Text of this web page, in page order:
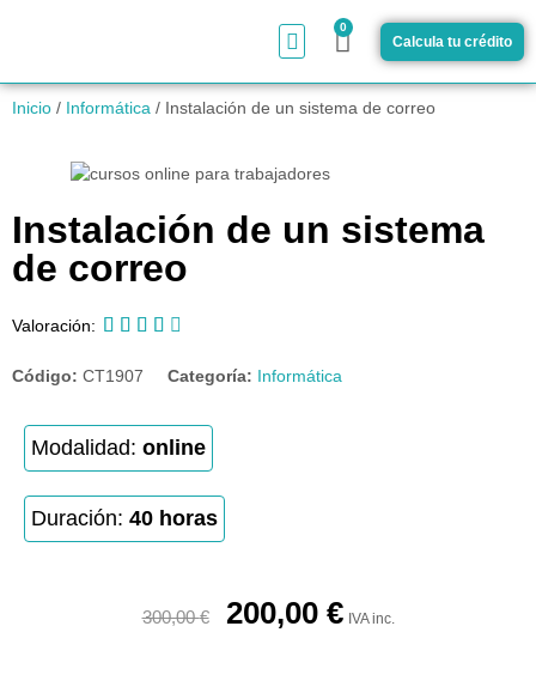
0
Calcula tu crédito
Inicio / Informática / Instalación de un sistema de correo
Instalación de un sistema
de correo
Valoración:     
Código: CT1907 Categoría: Informática
Modalidad: online
Duración: 40 horas
300,00€ 200,00 € IVA inc.